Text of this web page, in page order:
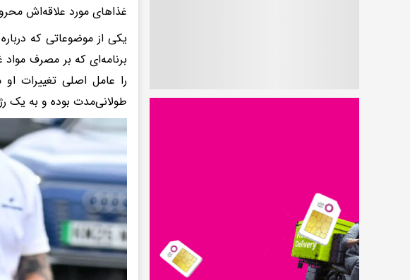
غذاهای مورد علاقه‌اش
یکی از موضوعاتی که
برنامه‌ای که بر مصرف مواد
را عامل اصلی تغییرات
طولانی‌مدت بوده و به